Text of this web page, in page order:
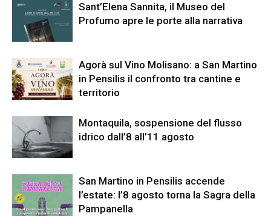
Sant’Elena Sannita, il Museo del
Profumo apre le porte alla narrativa
Agorà sul Vino Molisano: a San Martino
in Pensilis il confronto tra cantine e
territorio
Montaquila, sospensione del flusso
idrico dall’8 all’11 agosto
San Martino in Pensilis accende
l’estate: l’8 agosto torna la Sagra della
Pampanella